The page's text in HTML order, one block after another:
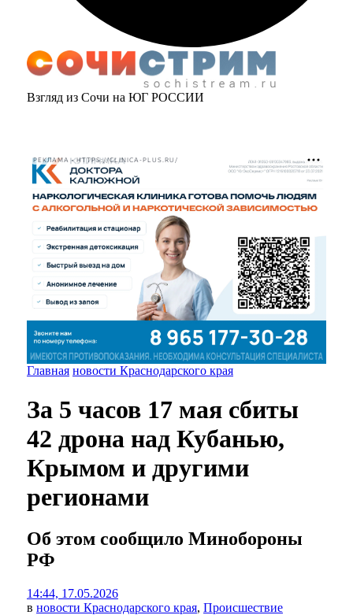
Взгляд из Сочи на ЮГ РОССИИ
РЕКЛАМА • HTTPS://CLINICA-PLUS.RU/
Главная новости Краснодарского края
За 5 часов 17 мая сбиты
42 дрона над Кубанью,
Крымом и другими
регионами
Об этом сообщило Минобороны
РФ
14:44, 17.05.2026
в новости Краснодарского края, Происшествие